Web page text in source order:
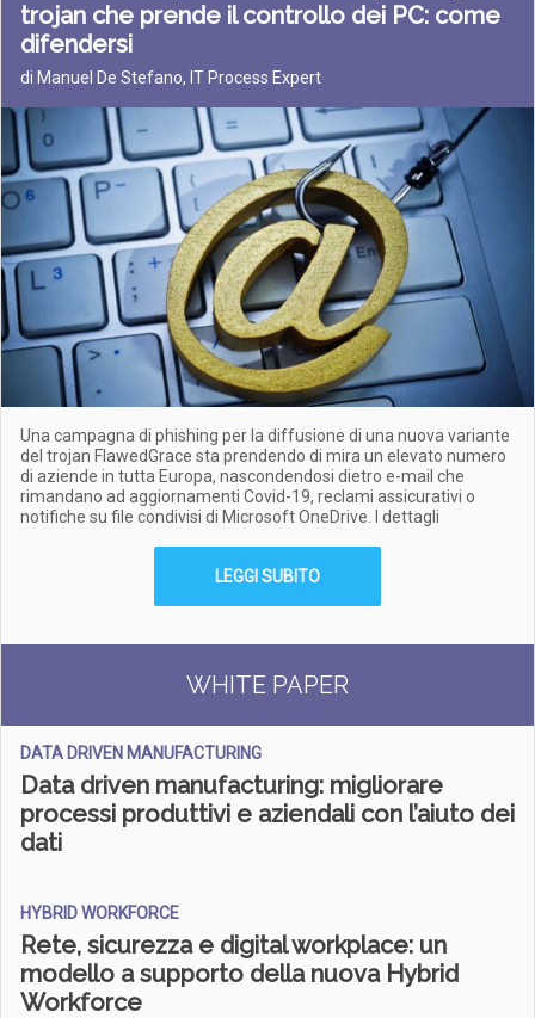
trojan che prende il controllo dei PC: come
difendersi
di Manuel De Stefano, IT Process Expert
Una campagna di phishing per la diffusione di una nuova variante
del trojan FlawedGrace sta prendendo di mira un elevato numero
di aziende in tutta Europa, nascondendosi dietro e-mail che
rimandano ad aggiornamenti Covid-19, reclami assicurativi o
notifiche su file condivisi di Microsoft OneDrive. I dettagli
LEGGI SUBITO
WHITE PAPER
DATA DRIVEN MANUFACTURING
Data driven manufacturing: migliorare
processi produttivi e aziendali con l’aiuto dei
dati
HYBRID WORKFORCE
Rete, sicurezza e digital workplace: un
modello a supporto della nuova Hybrid
Workforce